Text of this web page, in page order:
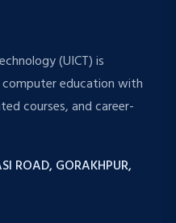
(UICT) is
education with
courses, and career-
ROAD, GORAKHPUR,